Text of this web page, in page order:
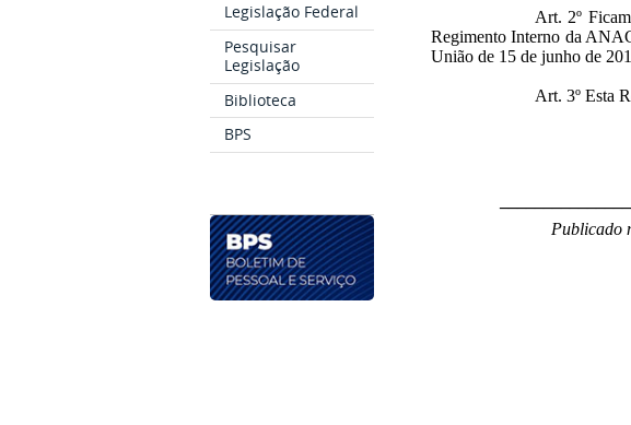
Legislação Federal
Pesquisar
Legislação
Biblioteca
BPS
Art. 2º
Regimento Interno da
União de 15 de junho de
Art. 3º Esta
Publicado